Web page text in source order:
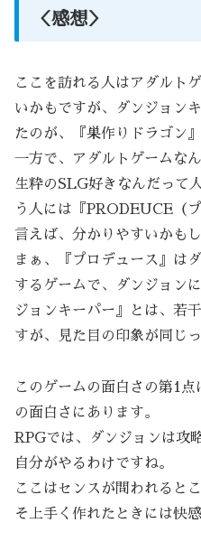
＜感想＞
ここを訪れる人はアダルト
いかもですが、ダンジョン
たのが、『巣作りドラゴン
一方で、アダルトゲームな
生粋のSLG好きなんだって
う人には『PRODEUCE（
言えば、分かりやすいかも
まぁ、『プロデュース』は
するゲームで、ダンジョン
ジョンキーパー』とは、若
すが、見た目の印象が同じ
このゲームの面白さの第1
の面白さにあります。
RPGでは、ダンジョンは攻
自分がやるわけですね。
ここはセンスが問われると
そ上手く作れたときには快